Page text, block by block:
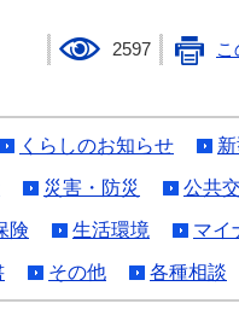
2597 こ
くらしのお知らせ
災害・防災 公共
険 生活環境 マイ
その他 各種相談